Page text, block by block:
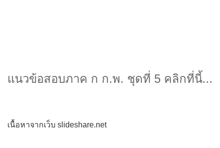
แนวข้อสอบภาค ก ก.พ. ชุดที่ 5 คลิกที่นี้...
เนื้อหาจากเว็บ slideshare.net